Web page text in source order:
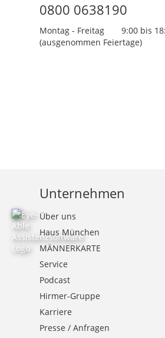
0800 0638190
Montag - Freitag
9:00 bis
(ausgenommen Feiertage)
Unternehmen
Über uns
Haus München
MÄNNERKARTE
Service
Podcast
Hirmer-Gruppe
Karriere
Presse / Anfragen